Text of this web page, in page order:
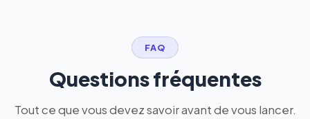
FAQ
Questions fréquentes
Tout ce que vous devez savoir avant de vous lancer.